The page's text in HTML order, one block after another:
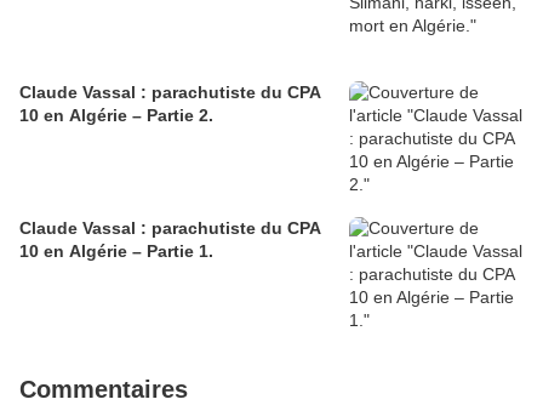
Claude Vassal : parachutiste du CPA
10 en Algérie – Partie 2.
Claude Vassal : parachutiste du CPA
10 en Algérie – Partie 1.
Commentaires